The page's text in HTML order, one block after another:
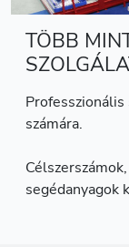
TÖBB
számára.
segédanyagok